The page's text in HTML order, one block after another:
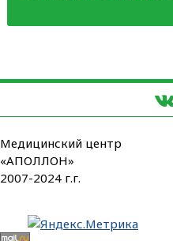
Медицинский центр
«АПОЛЛОН»
2007-2024 г.г.